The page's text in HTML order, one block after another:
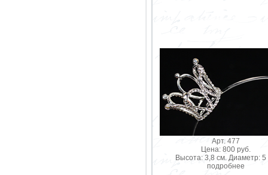
Арт. 477
Цена: 800 руб.
Высота: 3,8 см. Диаметр: 5
подробнее